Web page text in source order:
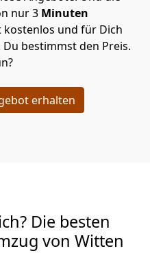
nur3 Minuten
und für Dich
bestimmst den Preis.
erhalten
Die besten
von Witten